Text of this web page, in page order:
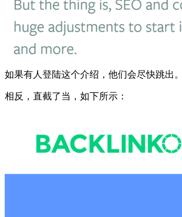
如果有人登陆这个介绍，他们会尽快跳出。
相反，直截了当，如下所示：